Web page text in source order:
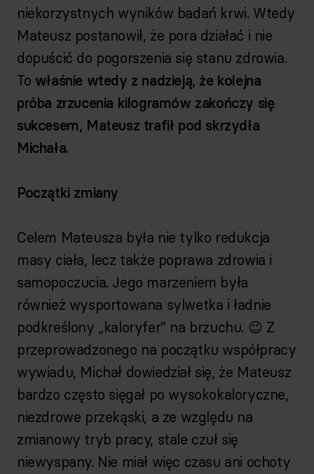
niekorzystnych wyników badań krwi. Wtedy
Mateusz postanowił, że pora działać i nie
dopuścić do pogorszenia się stanu zdrowia.
To właśnie wtedy z nadzieją, że kolejna
próba zrzucenia kilogramów zakończy się
sukcesem, Mateusz trafił pod skrzydła
Michała.
Początki zmiany
Celem Mateusza była nie tylko redukcja
masy ciała, lecz także poprawa zdrowia i
samopoczucia. Jego marzeniem była
również wysportowana sylwetka i ładnie
podkreślony „kaloryfer” na brzuchu. 😉 Z
przeprowadzonego na początku współpracy
wywiadu, Michał dowiedział się, że Mateusz
bardzo często sięgał po wysokokaloryczne,
niezdrowe przekąski, a ze względu na
zmianowy tryb pracy, stale czuł się
niewyspany. Nie miał więc czasu ani ochoty